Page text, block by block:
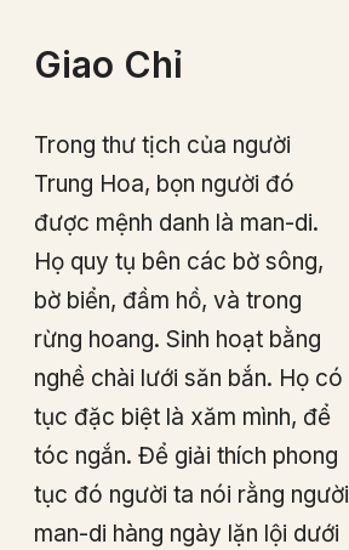
Giao Chỉ
Trong thư tịch của người
Trung Hoa, bọn người đó
được mệnh danh là man-di.
Họ quy tụ bên các bờ sông,
bờ biển, đầm hồ, và trong
rừng hoang. Sinh hoạt bằng
nghề chài lưới săn bắn. Họ có
tục đặc biệt là xăm mình, để
tóc ngắn. Để giải thích phong
tục đó người ta nói rằng người
man-di hàng ngày lặn lội dưới